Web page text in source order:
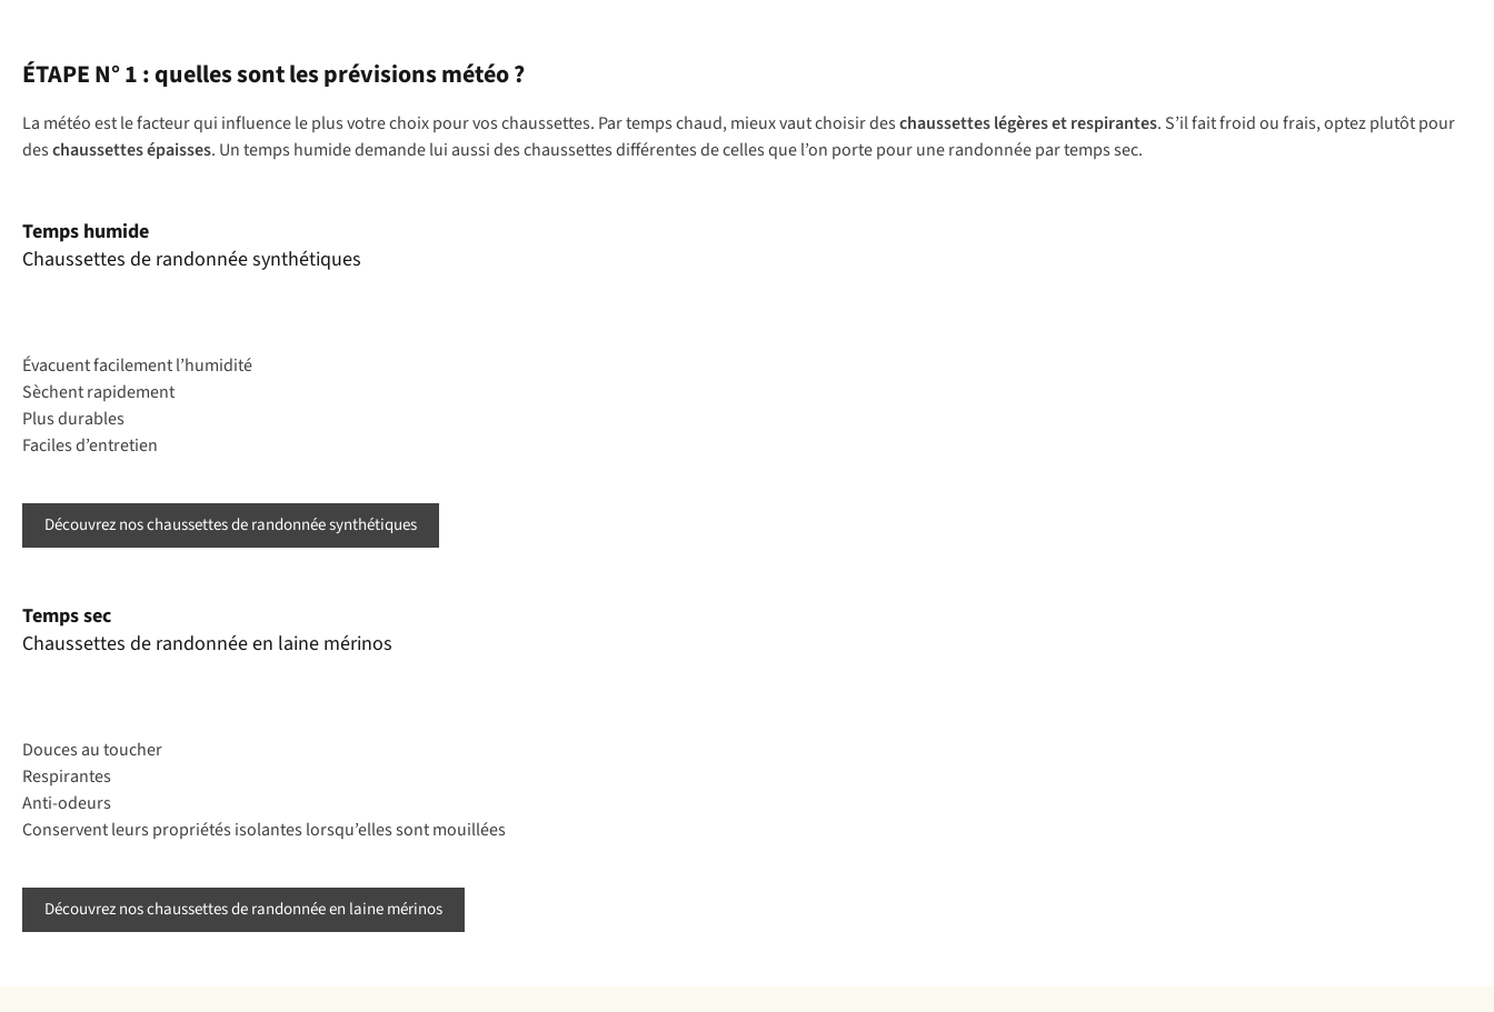
ÉTAPE N° 1 : quelles sont les prévisions météo ?
La météo est le facteur qui influence le plus votre choix pour vos chaussettes. Par temps chaud, mieux vaut choisir deschaussettes légères et respirantes. S’il fait froid ou frais, optez plutôt pour
deschaussettes épaisses. Un temps humide demande lui aussi des chaussettes différentes de celles que l’on porte pour une randonnée par temps sec.
Temps humide
Chaussettes de randonnée synthétiques
Évacuent facilement l’humidité
Sèchent rapidement
Plus durables
Faciles d’entretien
Découvrez nos chaussettes de randonnée synthétiques
Temps sec
Chaussettes de randonnée en laine mérinos
Douces au toucher
Respirantes
Anti-odeurs
Conservent leurs propriétés isolantes lorsqu’elles sont mouillées
Découvrez nos chaussettes de randonnée en laine mérinos